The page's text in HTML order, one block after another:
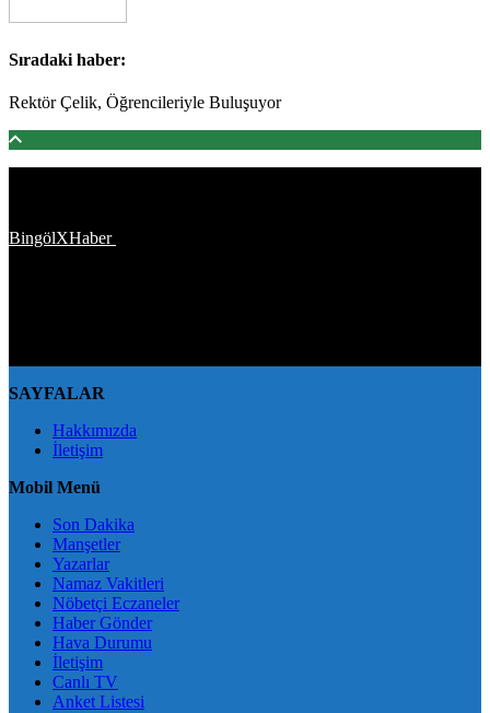
Sıradaki haber:
Rektör Çelik, Öğrencileriyle Buluşuyor
BingölXHaber
SAYFALAR
Hakkımızda
İletişim
Mobil Menü
Son Dakika
Manşetler
Yazarlar
Namaz Vakitleri
Nöbetçi Eczaneler
Haber Gönder
Hava Durumu
İletişim
Canlı TV
Anket Listesi